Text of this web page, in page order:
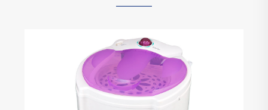
In che modo un'asciugatrice centrifuga
migliora l'efficienza della lavanderia nelle
case e nelle aziende moderne
Visualizza altro >>